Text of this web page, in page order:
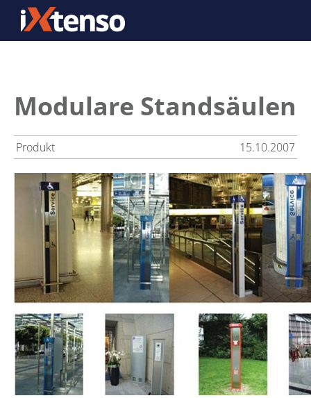
Modulare Standsäulen
Produkt 15.10.2007